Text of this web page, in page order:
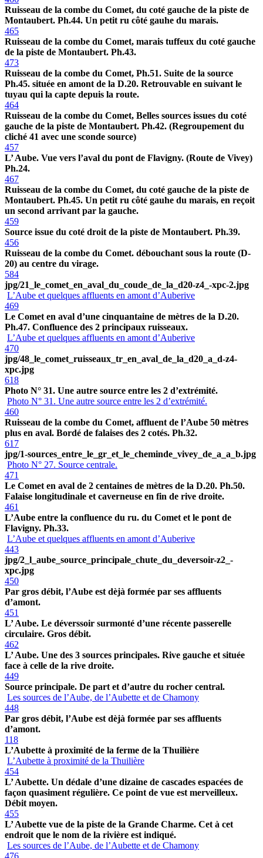
Ruisseau de la combe du Comet, du coté gauche de la piste de
Montaubert. Ph.44. Un petit ru côté gauhe du marais.
465
Ruisseau de la combe du Comet, marais tuffeux du coté gauche
de la piste de Montaubert. Ph.43.
473
Ruisseau de la combe du Comet, Ph.51. Suite de la source
Ph.45. située en amont de la D.20. Retrouvable en suivant le
tuyau qui la capte depuis la route.
464
Ruisseau de la combe du Comet, Belles sources issues du coté
gauche de la piste de Montaubert. Ph.42. (Regroupement du
cliché 41 avec une sconde source)
457
L’ Aube. Vue vers l’aval du pont de Flavigny. (Route de Vivey)
Ph.24.
467
Ruisseau de la combe du Comet, du coté gauche de la piste de
Montaubert. Ph.45. Un petit ru côté gauhe du marais, en reçoit
un second arrivant par la gauche.
459
Source issue du coté droit de la piste de Montaubert. Ph.39.
456
Ruisseau de la combe du Comet. débouchant sous la route (D-
20) au centre du virage.
584
jpg/21_le_comet_en_aval_du_coude_de_la_d20-z4_-xpc-2.jpg
L’Aube et quelques affluents en amont d’Auberive
469
Le Comet en aval d’une cinquantaine de mètres de la D.20.
Ph.47. Confluence des 2 principaux ruisseaux.
L’Aube et quelques affluents en amont d’Auberive
470
jpg/48_le_comet_ruisseaux_tr_en_aval_de_la_d20_a_d-z4-
xpc.jpg
618
Photo N° 31. Une autre source entre les 2 d’extrémité.
Photo N° 31. Une autre source entre les 2 d’extrémité.
460
Ruisseau de la combe du Comet, affluent de l’Aube 50 mètres
plus en aval. Bordé de falaises des 2 cotés. Ph.32.
617
jpg/1-sources_entre_le_gr_et_le_cheminde_vivey_de_a_a_b.jpg
Photo N° 27. Source centrale.
471
Le Comet en aval de 2 centaines de mètres de la D.20. Ph.50.
Falaise longitudinale et caverneuse en fin de rive droite.
461
L’Aube entre la confluence du ru. du Comet et le pont de
Flavigny. Ph.33.
L’Aube et quelques affluents en amont d’Auberive
443
jpg/2_l_aube_source_principale_chute_du_deversoir-z2_-
xpc.jpg
450
Par gros débit, l’Aube est dèjà formée par ses affluents
d’amont.
451
L’ Aube. Le déverssoir surmonté d’une récente passerelle
circulaire. Gros débit.
462
L’ Aube. Une des 3 sources principales. Rive gauche et située
face à celle de la rive droite.
449
Source principale. De part et d’autre du rocher central.
Les sources de l’Aube, de l’Aubette et de Chamony
448
Par gros débit, l’Aube est dèjà formée par ses affluents
d’amont.
118
L’Aubette à proximité de la ferme de la Thuilière
L’Aubette à proximité de la Thuilière
454
L’ Aubette. Un dédale d’une dizaine de cascades espacées de
façon quasiment régulière. Ce point de vue est merveilleux.
Débit moyen.
455
L’ Aubette vue de la piste de la Grande Charme. Cet à cet
endroit que le nom de la rivière est indiqué.
Les sources de l’Aube, de l’Aubette et de Chamony
476